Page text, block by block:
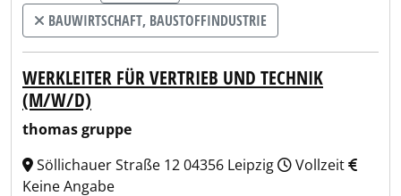
BAUWIRTSCHAFT, BAUSTOFFINDUSTRIE
WERKLEITER FÜR VERTRIEB UND TECHNIK
(M/W/D)
thomas gruppe
Söllichauer Straße 12 04356 Leipzig
Vollzeit
Keine Angabe